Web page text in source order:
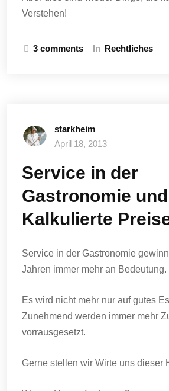
Verstehen!
3 comments In Rechtliches
starkheim
April 18, 2013
Service in der
Gastronomie und
Kalkulierte
Service in der Gastronomie
Jahren immer mehr an Bedeutung.
Es wird nicht mehr nur auf gutes
Zunehmend werden immer mehr
vorrausgesetzt.
Gerne stellen wir Wirte uns dieser